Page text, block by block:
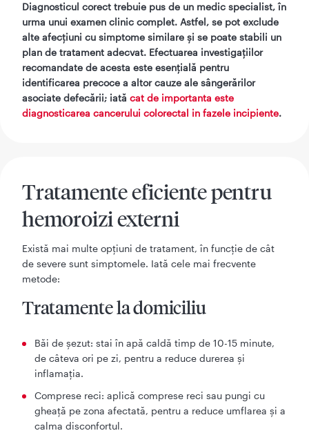
Diagnosticul corect trebuie pus de un medic specialist, în
urma unui examen clinic complet. Astfel, se pot exclude
alte afecțiuni cu simptome similare și se poate stabili un
plan de tratament adecvat. Efectuarea investigațiilor
recomandate de acesta este esențială pentru
identificarea precoce a altor cauze ale sângerărilor
asociate defecării; iată cat de importanta este
diagnosticarea cancerului colorectal in fazele incipiente.
Tratamente eficiente pentru
hemoroizi externi
Există mai multe opțiuni de tratament, în funcție de cât
de severe sunt simptomele. Iată cele mai frecvente
metode:
Tratamente la domiciliu
Băi de șezut: stai în apă caldă timp de 10-15 minute,
de câteva ori pe zi, pentru a reduce durerea și
inflamația.
Comprese reci: aplică comprese reci sau pungi cu
gheață pe zona afectată, pentru a reduce umflarea și a
calma disconfortul.